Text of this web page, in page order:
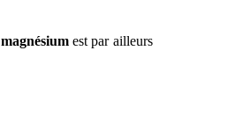
magnésiumest par ailleurs